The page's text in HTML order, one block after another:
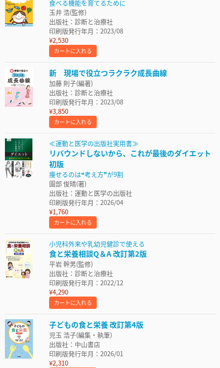
食べる機能を育てるために
玉井 浩(監修)
出版社：診断と治療社
印刷版発行年月：2023/08
¥2,530
カートに入れる
新 現場で役立つラクラク成長曲線
加藤 則子(編著)
出版社：診断と治療社
印刷版発行年月：2023/08
¥3,850
カートに入れる
≪運動と医学の出版社実用書≫
リバウンドしないから、これが最後のダイエット
初版
痩せるのは❝考え方❞が9割
園部 俊晴(著)
出版社：運動と医学の出版社
印刷版発行年月：2026/04
¥1,760
カートに入れる
小児科外来や乳幼児健診で使える
食と栄養相談Q＆A 改訂第2版
平岩 幹男(監修)
出版社：診断と治療社
印刷版発行年月：2022/12
¥4,290
カートに入れる
子どもの食と栄養 改訂第4版
児玉 浩子(編集・執筆)
出版社：中山書店
印刷版発行年月：2026/01
¥2,310